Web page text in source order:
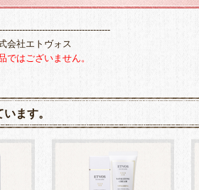
会社エトヴォス
ではございません。
ます。